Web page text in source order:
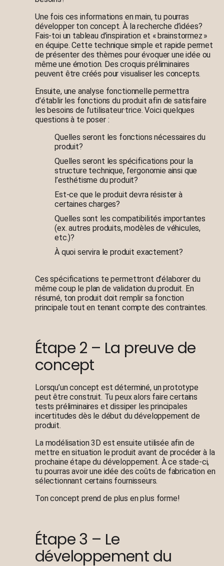
Une fois ces informations en main, tu pourras
développer ton concept. À la recherche d’idées?
Fais-toi un tableau d’inspiration et « brainstormez »
en équipe. Cette technique simple et rapide permet
de présenter des thèmes pour évoquer une idée ou
même une émotion. Des croquis préliminaires
peuvent être créés pour visualiser les concepts.
Ensuite, une analyse fonctionnelle permettra
d’établir les fonctions du produit afin de satisfaire
les besoins de l’utilisateur·trice. Voici quelques
questions à te poser :
Quelles seront les fonctions nécessaires du
produit?
Quelles seront les spécifications pour la
structure technique, l’ergonomie ainsi que
l’esthétisme du produit?
Est-ce que le produit devra résister à
certaines charges?
Quelles sont les compatibilités importantes
(ex. autres produits, modèles de véhicules,
etc.)?
À quoi servira le produit exactement?
Ces spécifications te permettront d’élaborer du
même coup le plan de validation du produit. En
résumé, ton produit doit remplir sa fonction
principale tout en tenant compte des contraintes.
Étape 2 – La preuve de
concept
Lorsqu’un concept est déterminé, un prototype
peut être construit. Tu peux alors faire certains
tests préliminaires et dissiper les principales
incertitudes dès le début du développement de
produit.
La modélisation 3D est ensuite utilisée afin de
mettre en situation le produit avant de procéder à la
prochaine étape du développement. À ce stade-ci,
tu pourras avoir une idée des coûts de fabrication en
sélectionnant certains fournisseurs.
Ton concept prend de plus en plus forme!
Étape 3 – Le
développement du